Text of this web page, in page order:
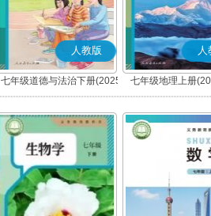
人教版
七年级道德与法治下册(2025
春版)(部编版)
人
七年级地理上册